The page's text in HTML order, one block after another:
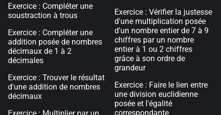
Exercice : Compléter une
soustraction à trous
Exercice : Compléter une
addition posée de nombres
décimaux de 1 à 2
décimales
Exercice : Trouver le résultat
d'une addition de nombres
décimaux
Exercice : Vérifier la justesse
d'une multiplication posée
d'un nombre entier de 7 à 9
chiffres par un nombre
entier à 1 ou 2 chiffres
grâce à son ordre de
grandeur
Exercice : Faire le lien entre
une division euclidienne
posée et l'égalité
correspondante